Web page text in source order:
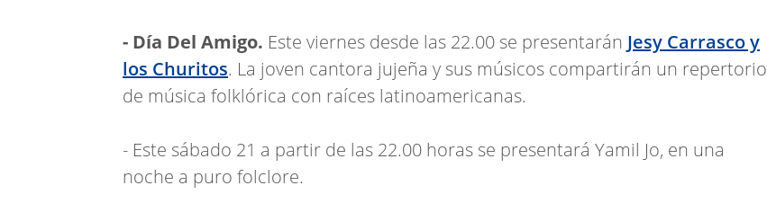
- Día Del Amigo. Este viernes desde las 22.00 se presentarán Jesy Carrasco y
los Churitos. La joven cantora jujeña y sus músicos compartirán un repertorio
de música folklórica con raíces latinoamericanas.
- Este sábado 21 a partir de las 22.00 horas se presentará Yamil Jo, en una
noche a puro folclore.